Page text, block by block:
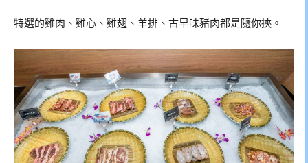
特選的雞肉、雞心、雞翅、羊排、古早味豬肉都是隨你挾。